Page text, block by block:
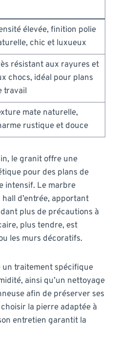
élevée, finition polie
chic et luxueux
résistant aux rayures et
chocs, idéal pour plans
travail
mate naturelle,
rustique et douce
le granit offre une
pour des plans de
intensif. Le marbre
d’entrée, apportant
plus de précautions à
plus tendre, est
les murs décoratifs.
un traitement spécifique
ainsi qu’un nettoyage
afin de préserver ses
la pierre adaptée à
entretien garantit la